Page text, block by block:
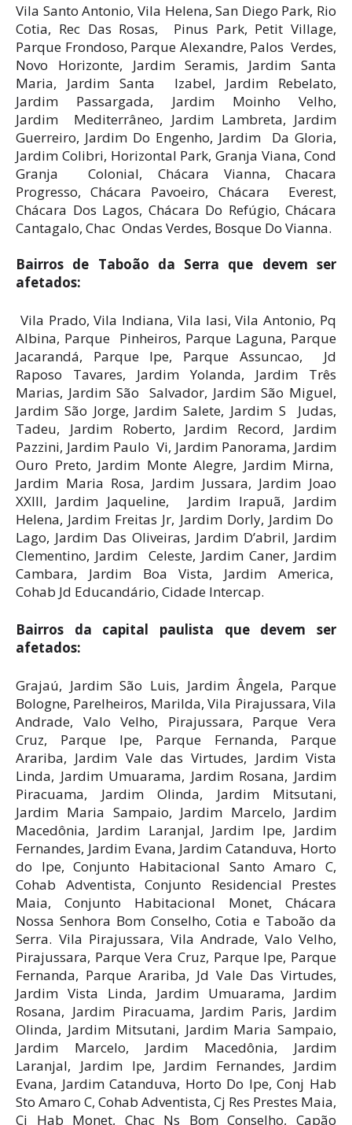
Vila Santo Antonio, Vila Helena, San Diego Park, Rio
Cotia, Rec Das Rosas, Pinus Park, Petit Village,
Parque Frondoso, Parque Alexandre, Palos Verdes,
Novo Horizonte, Jardim Seramis, Jardim Santa
Maria, Jardim Santa Izabel, Jardim Rebelato,
Jardim Passargada, Jardim Moinho Velho,
Jardim Mediterrâneo, Jardim Lambreta, Jardim
Guerreiro, Jardim Do Engenho, Jardim Da Gloria,
Jardim Colibri, Horizontal Park, Granja Viana, Cond
Granja Colonial, Chácara Vianna, Chacara
Progresso, Chácara Pavoeiro, Chácara Everest,
Chácara Dos Lagos, Chácara Do Refúgio, Chácara
Cantagalo, Chac Ondas Verdes, Bosque Do Vianna.
Bairros de Taboão da Serra que devem ser
afetados:
Vila Prado, Vila Indiana, Vila Iasi, Vila Antonio, Pq
Albina, Parque Pinheiros, Parque Laguna, Parque
Jacarandá, Parque Ipe, Parque Assuncao, Jd
Raposo Tavares, Jardim Yolanda, Jardim Três
Marias, Jardim São Salvador, Jardim São Miguel,
Jardim São Jorge, Jardim Salete, Jardim S Judas,
Tadeu, Jardim Roberto, Jardim Record, Jardim
Pazzini, Jardim Paulo Vi, Jardim Panorama, Jardim
Ouro Preto, Jardim Monte Alegre, Jardim Mirna,
Jardim Maria Rosa, Jardim Jussara, Jardim Joao
XXIII, Jardim Jaqueline, Jardim Irapuã, Jardim
Helena, Jardim Freitas Jr, Jardim Dorly, Jardim Do
Lago, Jardim Das Oliveiras, Jardim D’abril, Jardim
Clementino, Jardim Celeste, Jardim Caner, Jardim
Cambara, Jardim Boa Vista, Jardim America,
Cohab Jd Educandário, Cidade Intercap.
Bairros da capital paulista que devem ser
afetados:
Grajaú, Jardim São Luis, Jardim Ângela, Parque
Bologne, Parelheiros, Marilda, Vila Pirajussara, Vila
Andrade, Valo Velho, Pirajussara, Parque Vera
Cruz, Parque Ipe, Parque Fernanda, Parque
Arariba, Jardim Vale das Virtudes, Jardim Vista
Linda, Jardim Umuarama, Jardim Rosana, Jardim
Piracuama, Jardim Olinda, Jardim Mitsutani,
Jardim Maria Sampaio, Jardim Marcelo, Jardim
Macedônia, Jardim Laranjal, Jardim Ipe, Jardim
Fernandes, Jardim Evana, Jardim Catanduva, Horto
do Ipe, Conjunto Habitacional Santo Amaro C,
Cohab Adventista, Conjunto Residencial Prestes
Maia, Conjunto Habitacional Monet, Chácara
Nossa Senhora Bom Conselho, Cotia e Taboão da
Serra. Vila Pirajussara, Vila Andrade, Valo Velho,
Pirajussara, Parque Vera Cruz, Parque Ipe, Parque
Fernanda, Parque Arariba, Jd Vale Das Virtudes,
Jardim Vista Linda, Jardim Umuarama, Jardim
Rosana, Jardim Piracuama, Jardim Paris, Jardim
Olinda, Jardim Mitsutani, Jardim Maria Sampaio,
Jardim Marcelo, Jardim Macedônia, Jardim
Laranjal, Jardim Ipe, Jardim Fernandes, Jardim
Evana, Jardim Catanduva, Horto Do Ipe, Conj Hab
Sto Amaro C, Cohab Adventista, Cj Res Prestes Maia,
Cj Hab Monet, Chac Ns Bom Conselho, Capão